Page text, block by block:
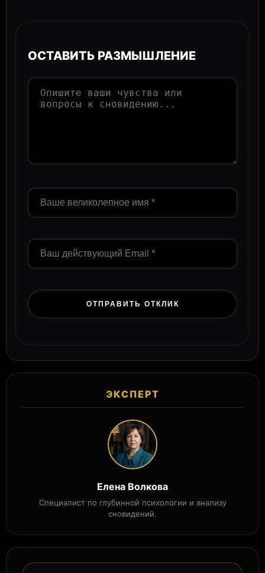
ОСТАВИТЬ РАЗМЫШЛЕНИЕ
ЭКСПЕРТ
Елена Волкова
Специалист по глубинной психологии и анализу
сновидений.